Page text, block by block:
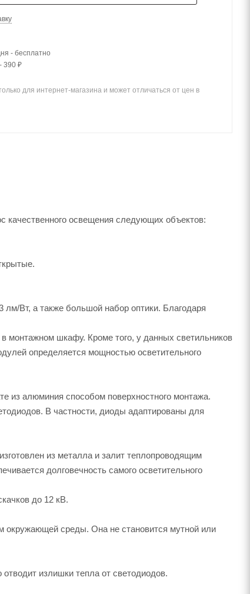
- бесплатно
390 ₽
для интернет-магазина и может отличаться от цен в
освещения следующих объектов:
Вт, а также большой набор оптики. Благодаря
монтажном шкафу. Кроме того, у данных светильников
определяется мощностью осветительного
из алюминия способом поверхностного монтажа.
В частности, диоды адаптированы для
из металла и залит теплопроводящим
долговечность самого осветительного
до 12 кВ.
окружающей среды. Она не становится мутной или
излишки тепла от светодиодов.